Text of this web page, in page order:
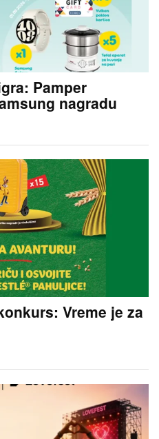
Pamper
nagradu
Vreme je za